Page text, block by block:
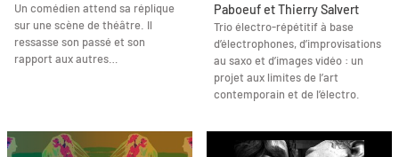
Un comédien attend sa réplique
sur une scène de théâtre. Il
ressasse son passé et son
rapport aux autres…
Paboeuf et Thierry Salvert
Trio électro-répétitif à base
d’électrophones, d’improvisations
au saxo et d’images vidéo : un
projet aux limites de l’art
contemporain et de l’électro.